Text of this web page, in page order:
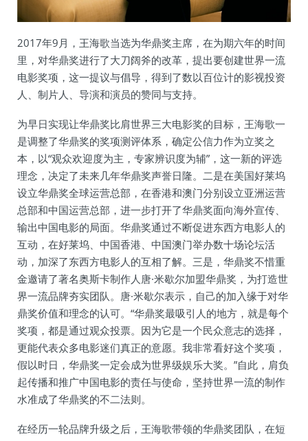
2017年9月，王海歌当选为华鼎奖主席，在为期六年的时间
里，对华鼎奖进行了大刀阔斧的改革，提出要创建世界一流
电影奖项，这一提议与倡导，得到了数以百位计的影视投资
人、制片人、导演和演员的赞同与支持。
为早日实现让华鼎奖比肩世界三大电影奖的目标，王海歌一
是调整了华鼎奖的奖项测评体系，确定公信力作为立奖之
本，以“观众欢迎度为主，专家辨识度为辅”，这一新的评选
理念，决定了未来几年华鼎奖声誉日隆。二是在美国好莱坞
设立华鼎奖全球运营总部，在香港和澳门分别设立亚洲运营
总部和中国运营总部，进一步打开了华鼎奖面向海外宣传、
输出中国电影的局面。华鼎奖通过不断促进东西方电影人的
互动，在好莱坞、中国香港、中国澳门举办数十场论坛活
动，加深了东西方电影人的互相了解。三是，华鼎奖不惜重
金邀请了著名奥斯卡制作人唐·米歇尔加盟华鼎奖，为打造世
界一流品牌夯实团队。唐·米歇尔表示，自己的加入缘于对华
鼎奖价值和理念的认可。“华鼎奖最吸引人的地方，就是每个
奖项，都是通过观众投票。因为它是一个民众意志的选择，
更能代表众多电影迷们真正的意愿。我非常看好这个奖项，
假以时日，华鼎奖一定会成为世界级娱乐大奖。”自此，肩负
起传播和推广中国电影的责任与使命，坚持世界一流的制作
水准成了华鼎奖的不二法则。
在经历一轮品牌升级之后，王海歌带领的华鼎奖团队，在短